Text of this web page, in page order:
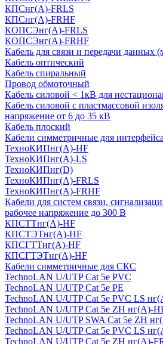
КПСнг(А)-FRLS
КПСнг(А)-FRHF
КОПСЭнг(А)-FRLS
КОПСЭнг(А)-FRHF
Кабель для связи и передачи данных
Кабель оптический
Кабель спиральный
Провод обмоточный
Кабель силовой < 1кВ для
Кабель силовой с пластмассовой
напряжение от 6 до 35 кВ
Кабель плоский
Кабели симметричные для
ТеxноКИПнг(A)-HF
ТеxноКИПнг(A)-LS
ТеxноКИПнг(D)
ТехноКИПнг(A)-FRLS
ТехноКИПнг(A)-FRHF
Кабели для систем связи,
рабочее напряжение до 300 В
КПСТТнг(A)-HF
КПСТЭТнг(A)-HF
КПСГТТнг(A)-HF
КПСГТЭТнг(A)-HF
Кабели симметричные для СКС
TechnoLAN U/UTP Cat 5e PVC
TechnoLAN U/UTP Cat 5e PE
TechnoLAN U/UTP Cat 5e PVC LS
TechnoLAN U/UTP Cat 5e ZH нг(A)-
TechnoLAN U/UTP SWA Cat 5e ZH
TechnoLAN U/UTP Cat 5e PVC LS
TechnoLAN U/UTP Cat 5e ZH нг(A)-